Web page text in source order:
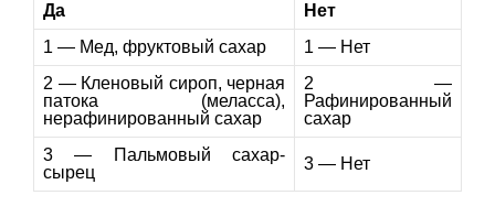
Да
Нет
1 — Мед, фруктовый сахар
1 — Нет
2 — Кленовый сироп, черная
патока (меласса),
нерафинированный сахар
2 —
Рафинированный
сахар
3 — Пальмовый сахар-
сырец
3 — Нет